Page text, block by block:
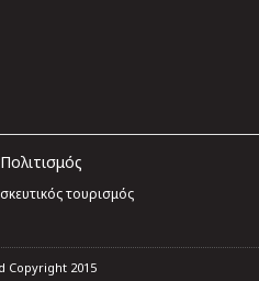
Πολιτισμός
τουρισμός
Copyright 2015